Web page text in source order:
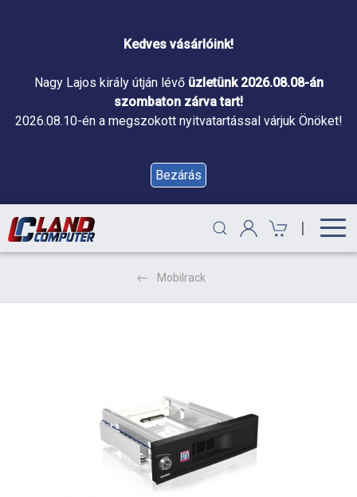
Kedves vásárlóink!
Nagy Lajos király útján lévő üzletünk 2026.08.08-án
szombaton zárva tart!
2026.08.10-én a megszokott nyitvatartással várjuk Önöket!
Bezárás
|
Mobilrack